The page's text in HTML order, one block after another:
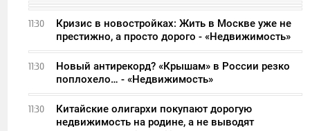
11:30
Кризис в новостройках: Жить в Москве уже не
престижно, а просто дорого - «Недвижимость»
11:30
Новый антирекорд? «Крышам» в России резко
поплохело… - «Недвижимость»
11:30
Китайские олигархи покупают дорогую
недвижимость на родине, а не выводят